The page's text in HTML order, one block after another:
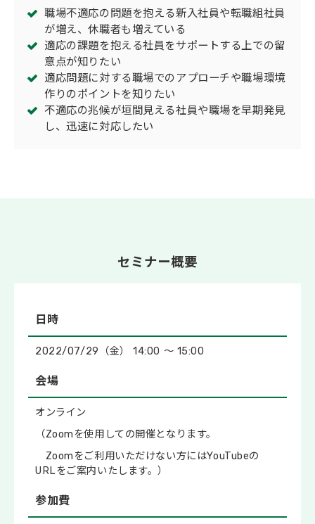
職場不適応の問題を抱える新入社員や転職組社員
が増え、休職者も増えている
適応の課題を抱える社員をサポートする上での留
意点が知りたい
適応問題に対する職場でのアプローチや職場環境
作りのポイントを知りたい
不適応の兆候が垣間見える社員や職場を早期発見
し、迅速に対応したい
セミナー概要
日時
2022/07/29（金） 14:00 ～ 15:00
会場
オンライン
（Zoomを使用しての開催となります。
Zoomをご利用いただけない方にはYouTubeの
URLをご案内いたします。）
参加費